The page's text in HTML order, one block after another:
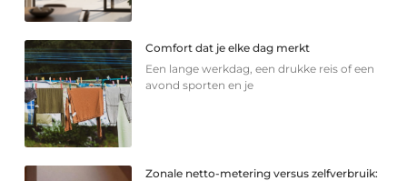
Comfort dat je elke dag merkt
Een lange werkdag, een drukke reis of een
avond sporten en je
Zonale netto-metering versus zelfverbruik: